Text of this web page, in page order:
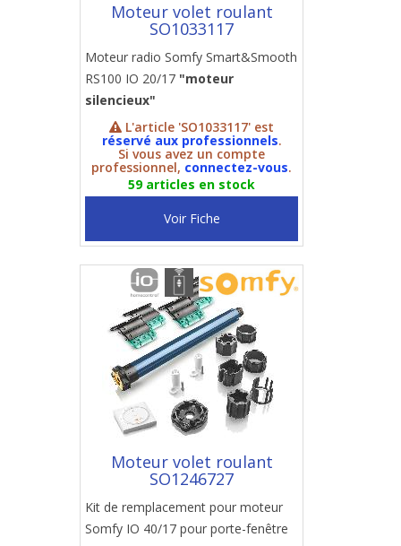
Moteur volet roulant
SO1033117
Moteur radio Somfy Smart&Smooth
RS100 IO 20/17 "moteur
silencieux"
L'article 'SO1033117' est
réservé aux professionnels.
Si vous avez un compte
professionnel, connectez-vous.
59 articles en stock
Voir Fiche
Moteur volet roulant
SO1246727
Kit de remplacement pour moteur
Somfy IO 40/17 pour porte-fenêtre